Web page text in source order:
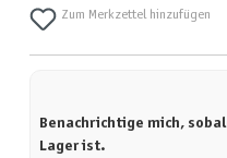
Zum Merkzettel hinzufügen
Benachrichtige mich,
Lager ist.